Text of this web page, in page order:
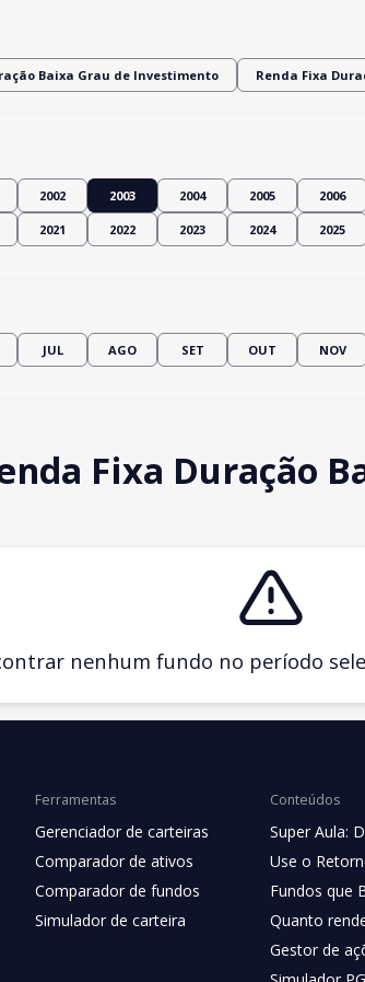
Baixa Grau de Investimento Renda Fixa
2002 2003 2004 2005 2006
2021 2022 2023 2024 2025
JUL AGO SET OUT NOV
Fixa Duração
nenhum fundo no período
Ferramentas
Gerenciador de carteiras
Comparador de ativos
Comparador de fundos
Simulador de carteira
Conteúdos
Super Aula:
Use o
Fundos que
Quanto
Gestor de